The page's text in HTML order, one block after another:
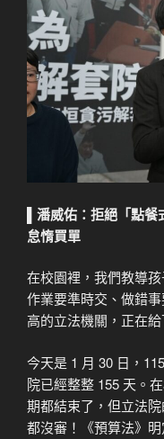
▌ 潘威佑 ：拒絕「點
怠惰買單
在校園裡，我們教導
作業要準時交、做錯
高的立法機關，正在
今天是 1 月 30 日，
院已經整整 155 天。
期都結束了，但立法
都沒審！《預算法》